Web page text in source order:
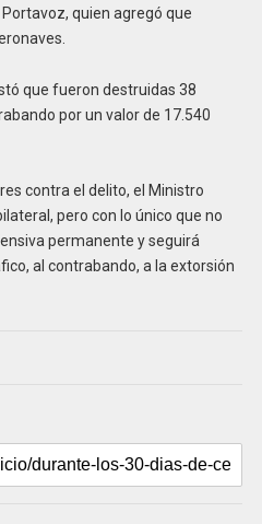
quien agregó que
que fueron destruidas 38
por un valor de 17.540
contra el delito, el Ministro
pero con lo único que no
permanente y seguirá
al contrabando, a la extorsión